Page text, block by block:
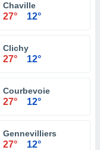
Chaville
27° 12°
Clichy
27° 12°
Courbevoie
27° 12°
Gennevilliers
27° 12°